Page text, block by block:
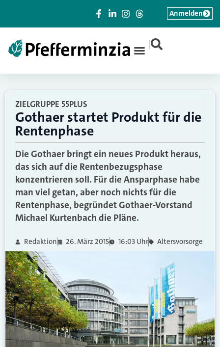
|
Anmelden
ZIELGRUPPE 55PLUS
Gothaer startet Produkt für die
Rentenphase
Die Gothaer bringt ein neues Produkt heraus,
das sich auf die Rentenbezugsphase
konzentrieren soll. Für die Ansparphase habe
man viel getan, aber noch nichts für die
Rentenphase, begründet Gothaer-Vorstand
Michael Kurtenbach die Pläne.
Redaktion 26. März 2015 16:03 Uhr Altersvorsorge